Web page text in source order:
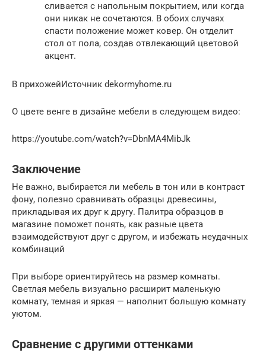
сливается с напольным покрытием, или когда
они никак не сочетаются. В обоих случаях
спасти положение может ковер. Он отделит
стол от пола, создав отвлекающий цветовой
акцент.
В прихожейИсточник dekormyhome.ru
О цвете венге в дизайне мебели в следующем видео:
https://youtube.com/watch?v=DbnMA4MibJk
Заключение
Не важно, выбирается ли мебель в тон или в контраст
фону, полезно сравнивать образцы древесины,
прикладывая их друг к другу. Палитра образцов в
магазине поможет понять, как разные цвета
взаимодействуют друг с другом, и избежать неудачных
комбинаций
При выборе ориентируйтесь на размер комнаты.
Светлая мебель визуально расширит маленькую
комнату, темная и яркая — наполнит большую комнату
уютом.
Сравнение с другими оттенками